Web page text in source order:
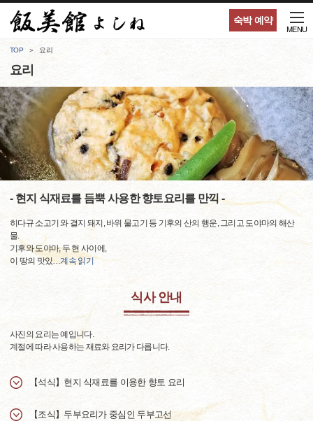
숙박 예약
MENU
TOP 요리
요리
- 현지 식재료를 듬뿍 사용한 향토요리를 만끽 -
히다규 소고기 와 결지 돼지, 바위 물고기 등 기후의 산의 행운, 그리고 도야마의 해산
물.
기후와 도야마, 두 현 사이에,
이 땅의 맛있…계속 읽기
식사 안내
사진의 요리는 예입니다.
계절에 따라 사용하는 재료와 요리가 다릅니다.
【석식】현지 식재료를 이용한 향토 요리
【조식】두부요리가 중심인 두부고선